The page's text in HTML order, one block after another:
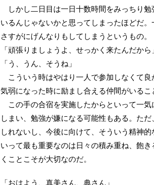
しかし二日目は一日十数時間をみっちり勉
いるんじゃないかと思ってしまったほどだ
さすがにげんなりもしてしまうというもの。
「頑張りましょうよ、せっかく来たんだから
「う、うん、そうね」
こういう時はやはり一人で参加しなくて良
気弱になった時に励まし合える仲間がいる
この手の合宿を実施したからといって一気
しまい、勉強が嫌になる可能性もある。た
しれないし、今後に向けて、そういう精神
いって最も重要なのは日々の積み重ね、飽
くことこそが大切なのだ。
「おはよう、真美さん、典さん」